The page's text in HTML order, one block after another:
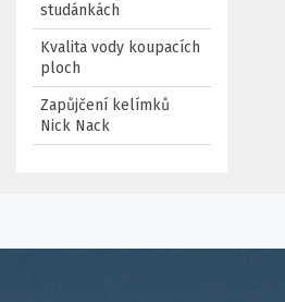
studánkách
Kvalita vody koupacích
ploch
Zapůjčení kelímků
Nick Nack